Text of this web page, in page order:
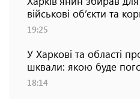
військові об’єкти та
19:25
У Харкові та області
шквали: якою буде
18:14